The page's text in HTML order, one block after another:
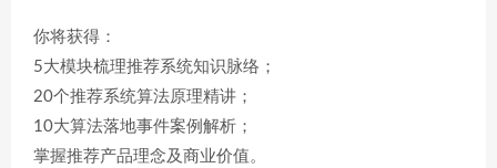
你将获得：
5大模块梳理推荐系统知识脉络；
20个推荐系统算法原理精讲；
10大算法落地事件案例解析；
掌握推荐产品理念及商业价值。